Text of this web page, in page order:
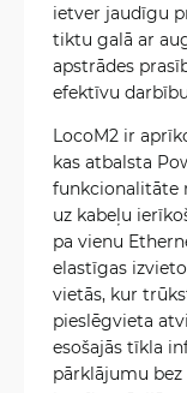
ietver jaudīgu
tiktu galā ar
apstrādes
efektīvu
LocoM2 ir
kas atbalsta
funkcionalitāte
uz kabeļu
pa vienu
elastīgas
vietās, kur
pieslēgvieta
esošajās tīkla
pārklājumu